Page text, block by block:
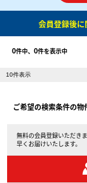
会員登録後
0件中、 0件を表示中
ご希望の検索条件の物
無料の会員登録いただき
早くお届けいたします。